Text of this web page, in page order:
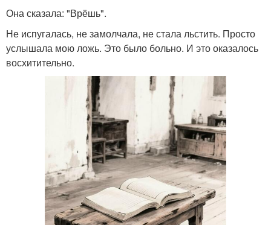
Она сказала: "Врёшь".
Не испугалась, не замолчала, не стала льстить. Просто
услышала мою ложь. Это было больно. И это оказалось
восхитительно.